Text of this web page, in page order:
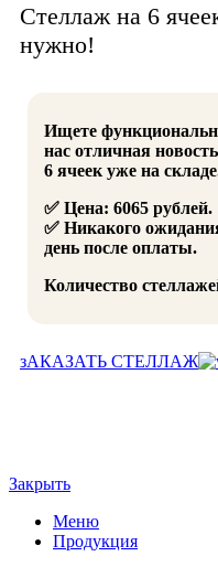
Стеллаж на 6
нужно!
Ищете
нас отличная
6 ячеек уже на
✅ Цена: 6065 рублей.
✅ Никакого
день после оплаты.
Количество
зАКАЗАТЬ СТЕЛЛАЖ
Закрыть
Меню
Продукция